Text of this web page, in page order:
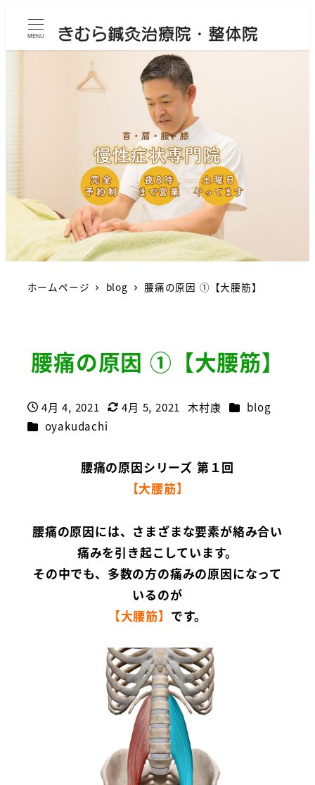
MENU
ホームページ blog 腰痛の原因 ①【大腰筋】
腰痛の原因 ①【大腰筋】
投稿日
4月 4, 2021
更新日
4月 5, 2021
著
木村康 カテゴリー
blog
カテゴリー
oyakudachi
腰痛の原因シリーズ 第１回
【大腰筋】
腰痛の原因には、さまざまな要素が絡み合い
痛みを引き起こしています。
その中でも、多数の方の痛みの原因になって
いるのが
【大腰筋】 です。